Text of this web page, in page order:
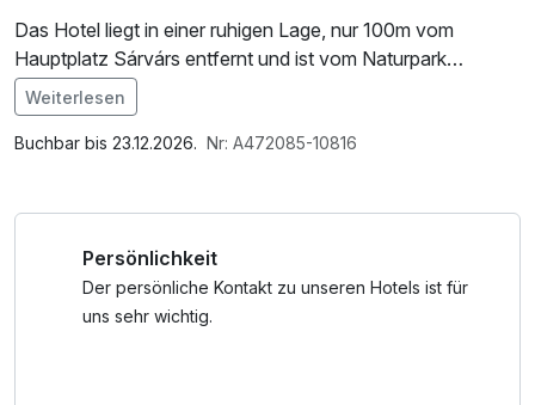
Das Hotel liegt in einer ruhigen Lage, nur 100m vom
Hauptplatz Sárvárs entfernt und ist vom Naturpark
Arboretum umgeben. Der Wellnessbereich sorgt für
Entspannung und kann während Ihres Aufenthalts
unbegrenzt genutzt werden.
Gelenke und rheumatische Beschwerden ist. Das 43 °C
heiße Wasser kommt aus 2.000 m Tiefe und weist einen
hohen Salzgehalt auf, der entschlackend und reinigend auf
Im Angebot enthalten
1 x Welcome Drink, Saunabenutzung, Nutzung des
Weiterlesen
Buchbar bis 23.12.2026. Nr: A472085-10816
Persönlichkeit
Der persönliche Kontakt zu unseren Hotels ist für
uns sehr wichtig.